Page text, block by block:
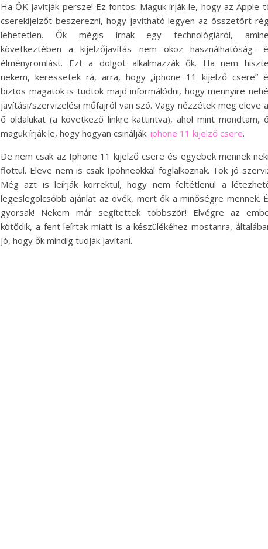
Ha ŐK javítják persze! Ez fontos. Maguk írják le, hogy az Apple-
cserekijelzőt beszerezni, hogy javítható legyen az összetört
lehetetlen. Ők mégis írnak egy technológiáról,
következtében a kijelzőjavítás nem okoz használhatóság-
élményromlást. Ezt a dolgot alkalmazzák ők. Ha nem
nekem, keressetek rá, arra, hogy „iphone 11 kijelző csere”
biztos magatok is tudtok majd informálódni, hogy mennyire
javítási/szervizelési műfajról van szó. Vagy nézzétek meg eleve
ő oldalukat (a következő linkre kattintva), ahol mint mondtam,
maguk írják le, hogy hogyan csinálják: iphone 11 kijelző csere.
De nem csak az Iphone 11 kijelző csere és egyebek mennek
flottul. Eleve nem is csak Ipohneokkal foglalkoznak. Tök jó
Még azt is leírják korrektül, hogy nem feltétlenül a
legeslegolcsóbb ajánlat az övék, mert ők a minőségre mennek.
gyorsak! Nekem már segítettek többször! Elvégre az
kötődik, a fent leírtak miatt is a készülékéhez mostanra,
Jó, hogy ők mindig tudják javítani.